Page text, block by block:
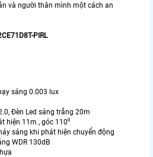
và người thân mình một cách an
PIRL
sáng 0.003 lux
Đèn Led sáng trắng 20m
hiện 11m , góc 110⁰
sáng khi phát hiện chuyển động
WDR 130dB